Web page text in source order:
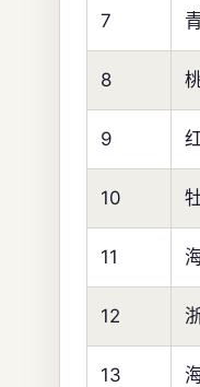
7
8
9
10
11
12
13